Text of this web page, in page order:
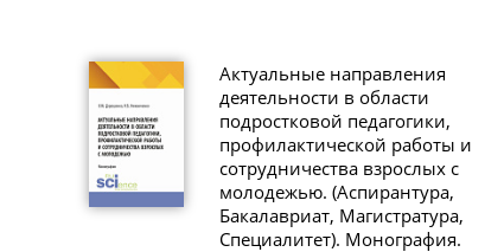
Актуальные направления
деятельности в области
подростковой педагогики,
профилактической работы и
сотрудничества взрослых с
молодежью. (Аспирантура,
Бакалавриат, Магистратура,
Специалитет). Монография.